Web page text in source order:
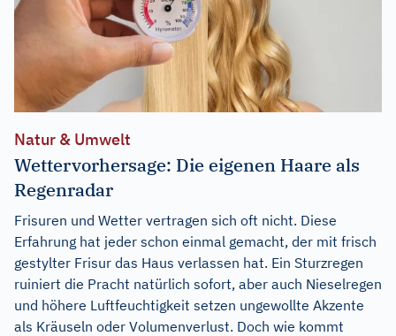
Natur & Umwelt
Wettervorhersage: Die eigenen Haare als
Regenradar
Frisuren und Wetter vertragen sich oft nicht. Diese
Erfahrung hat jeder schon einmal gemacht, der mit frisch
gestylter Frisur das Haus verlassen hat. Ein Sturzregen
ruiniert die Pracht natürlich sofort, aber auch Nieselregen
und höhere Luftfeuchtigkeit setzen ungewollte Akzente
als Kräuseln oder Volumenverlust. Doch wie kommt